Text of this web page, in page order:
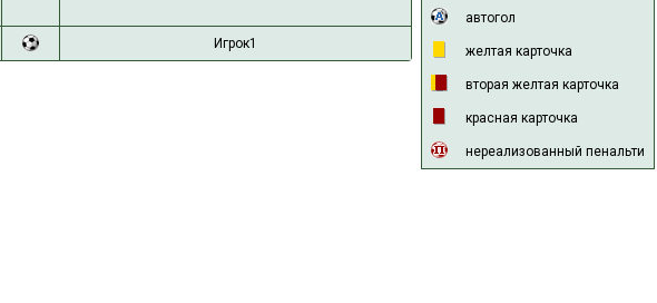
Игрок1
автогол
желтая карточка
вторая желтая карточка
красная карточка
нереализованный пенальти